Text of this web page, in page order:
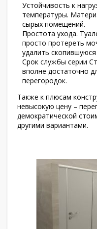
Устойчивость к
температуры.
сырых помещений.
Простота ухода.
просто протереть
удалить
Срок службы серии
вполне достаточно
перегородок.
Также к плюсам
невысокую цену –
демократической
другими вариантами.